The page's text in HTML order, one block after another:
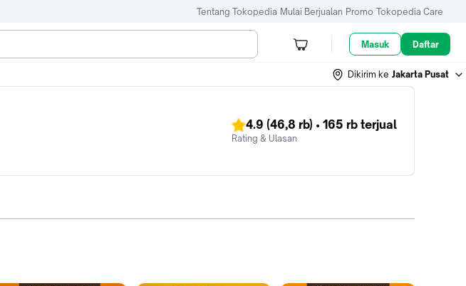
Tentang Tokopedia Mulai Berjualan Promo Tokopedia Care
Masuk Daftar
Dikirim ke Jakarta Pusat
4.9 (46,8 rb) • 165 rb terjual
Rating & Ulasan